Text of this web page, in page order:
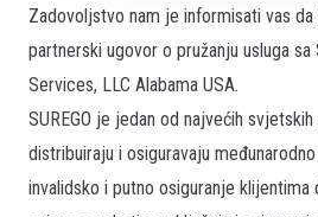
Zadovoljstvo nam je informisati vas
partnerski ugovor o pružanju usluga sa
Services, LLC Alabama USA.
SUREGO je jedan od najvećih
distribuiraju i osiguravaju
invalidsko i putno osiguranje